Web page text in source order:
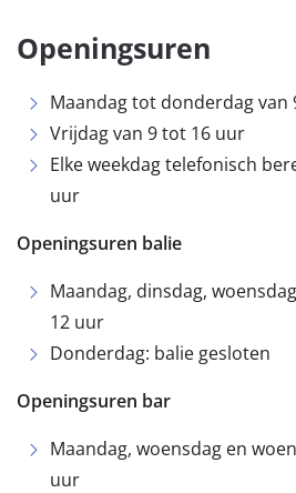
Openingsuren
Maandag tot donderdag van
Vrijdag van 9 tot 16 uur
Elke weekdag telefonisch
uur
Openingsuren balie
Maandag, dinsdag,
12 uur
Donderdag: balie gesloten
Openingsuren bar
Maandag, woensdag en
uur